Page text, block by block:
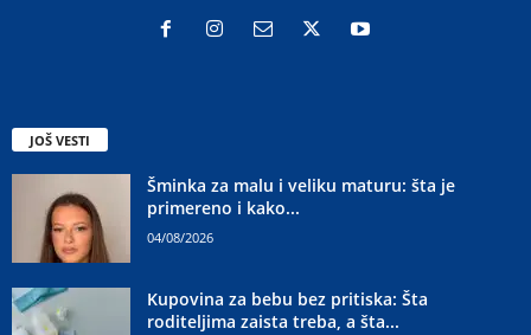
JOŠ VESTI
Šminka za malu i veliku maturu: šta je
primereno i kako...
04/08/2026
Kupovina za bebu bez pritiska: Šta
roditeljima zaista treba, a šta...